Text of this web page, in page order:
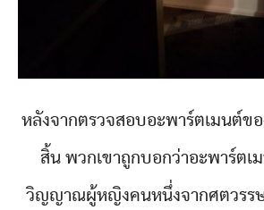
หลังจากตรวจสอบอะพาร์ตเมนต์ขอ
สิ้น พวกเขาถูกบอกว่าอะพาร์ตเ
วิญญาณผู้หญิงคนหนึ่งจากศตวรร